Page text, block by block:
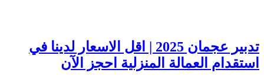
تدبير عجمان 2025 | اقل الاسعار لدينا في
استقدام العمالة المنزلية احجز الآن